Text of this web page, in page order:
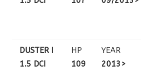
DUSTER I
1.5 DCI
HP
109
YEAR
2013>